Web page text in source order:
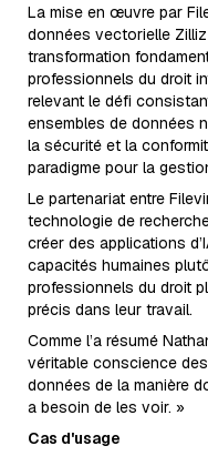
La mise en œuvre par
données vectorielle
transformation
professionnels du droit
relevant le défi
ensembles de données
la sécurité et la
paradigme pour la
Le partenariat entre
technologie de
créer des applications
capacités humaines
professionnels du droit
précis dans leur travail.
Comme l’a résumé
véritable conscience
données de la manière
a besoin de les voir. »
Cas d'usage